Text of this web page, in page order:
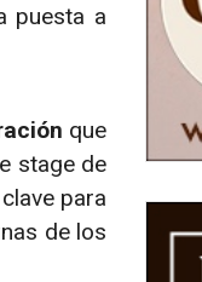
puesta a
que
stage de
para
de los